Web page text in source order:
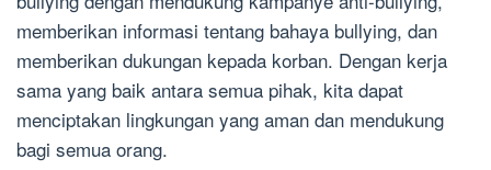
memberikan informasi tentang bahaya bullying, dan
memberikan dukungan kepada korban. Dengan kerja
sama yang baik antara semua pihak, kita dapat
menciptakan lingkungan yang aman dan mendukung
bagi semua orang.